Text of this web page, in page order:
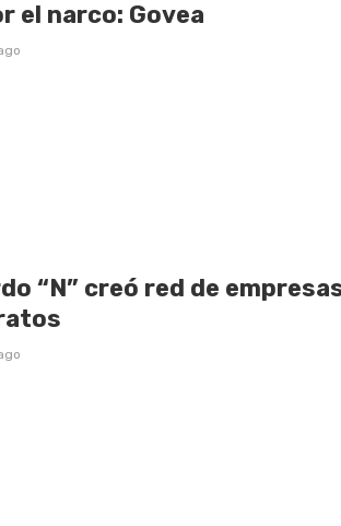
el narco: Govea
“N” creó red de